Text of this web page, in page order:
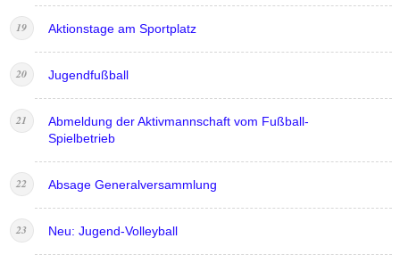
Aktionstage am Sportplatz
Jugendfußball
Abmeldung der Aktivmannschaft vom Fußball-
Spielbetrieb
Absage Generalversammlung
Neu: Jugend-Volleyball